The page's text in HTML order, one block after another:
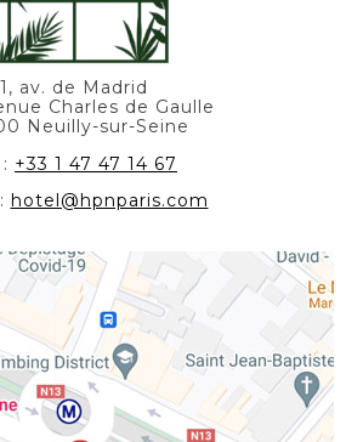
1, av. de Madrid
Charles de Gaulle
Neuilly-sur-Seine
+33 1 47 47 14 67
hotel@hpnparis.com